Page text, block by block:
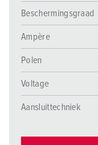
Beschermingsgraad
Ampère
Polen
Voltage
Aansluittechniek